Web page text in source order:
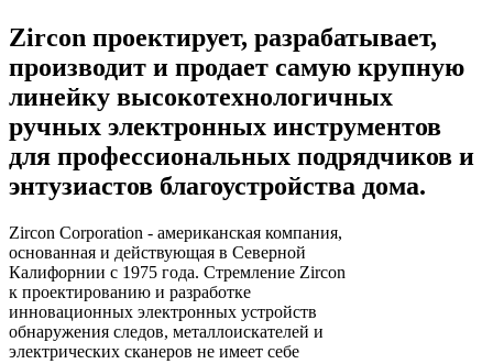
Zircon проектирует, разрабатывает,
производит и продает самую крупную
линейку высокотехнологичных
ручных электронных инструментов
для профессиональных подрядчиков и
энтузиастов благоустройства дома.
Zircon Corporation - американская компания,
основанная и действующая в Северной
Калифорнии с 1975 года. Стремление Zircon
к проектированию и разработке
инновационных электронных устройств
обнаружения следов, металлоискателей и
электрических сканеров не имеет себе